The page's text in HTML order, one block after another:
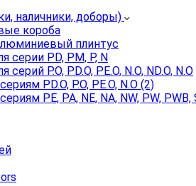
наличники, доборы)
короба
плинтус
серии PD, PM, P, N
серий P.O, PD.O, PE.O, N.O, ND.O, N.O
PD.O, P.O, PE.O, N.O (2)
PE, PA, NE, NA, NW, PW, PWB,